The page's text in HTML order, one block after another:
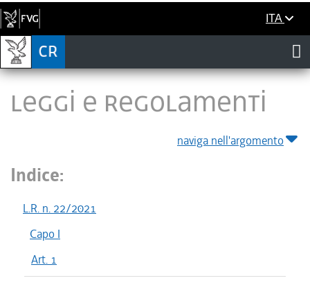
ITA
LEGGI E REGOLAMENTI
naviga nell'argomento
Indice:
L.R. n. 22/2021
Capo I
Art. 1